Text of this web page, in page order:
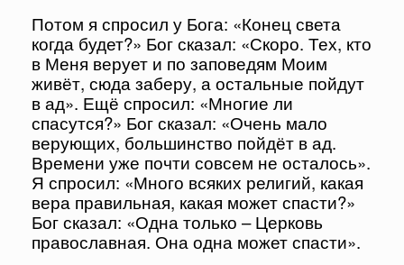
Потом я спросил у Бога: «Конец света
когда будет?» Бог сказал: «Скоро. Тех, кто
в Меня верует и по заповедям Моим
живёт, сюда заберу, а остальные пойдут
в ад». Ещё спросил: «Многие ли
спасутся?» Бог сказал: «Очень мало
верующих, большинство пойдёт в ад.
Времени уже почти совсем не осталось».
Я спросил: «Много всяких религий, какая
вера правильная, какая может спасти?»
Бог сказал: «Одна только – Церковь
православная. Она одна может спасти».